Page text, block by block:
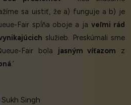
sa uistiť, že a) funguje a b) je
Fair spĺňa oboje a javeľmi rád
služieb. Preskúmali sme
Fair bola jasným víťazom z
.’
Sukh Singh